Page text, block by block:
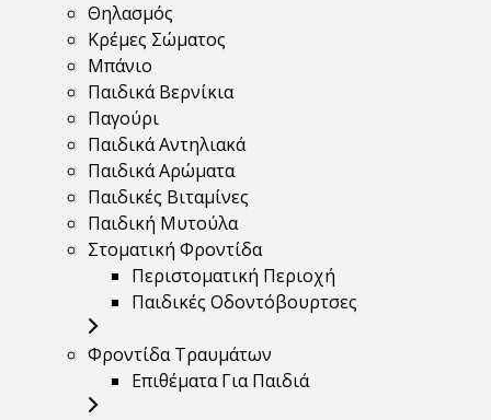
Θηλασμός
Κρέμες Σώματος
Μπάνιο
Παιδικά Βερνίκια
Παγούρι
Παιδικά Αντηλιακά
Παιδικά Αρώματα
Παιδικές Βιταμίνες
Παιδική Μυτούλα
Στοματική Φροντίδα
Περιστοματική Περιοχή
Παιδικές Οδοντόβουρτσες
Φροντίδα Τραυμάτων
Επιθέματα Για Παιδιά